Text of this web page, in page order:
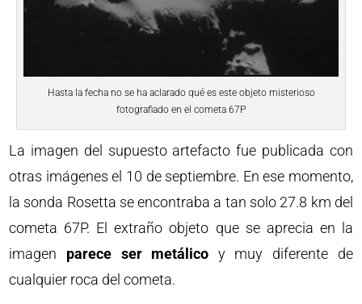
Hasta la fecha no se ha aclarado qué es este objeto misterioso
fotografiado en el cometa 67P
La imagen del supuesto artefacto fue publicada con
otras imágenes el 10 de septiembre. En ese momento,
la sonda Rosetta se encontraba a tan solo 27.8 km del
cometa 67P. El extraño objeto que se aprecia en la
imagen parece ser metálico y muy diferente de
cualquier roca del cometa.